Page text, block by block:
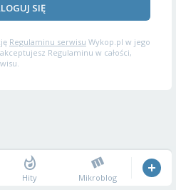
SIĘ
Regulaminu serwisu Wykop.pl w jego
Regulaminu w całości,
Hity Mikroblog